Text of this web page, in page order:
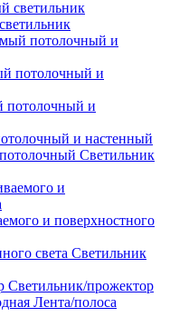
потолочный и
и настенный
Светильник
и поверхностного
Светильник
Светильник/прожектор
Лента/полоса